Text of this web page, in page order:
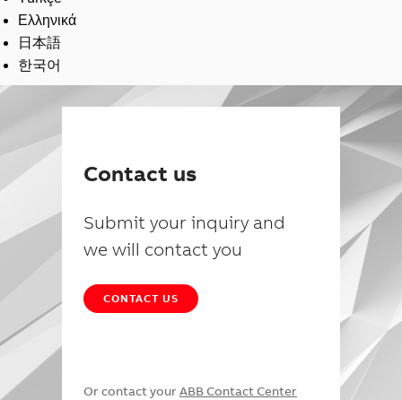
Ελληνικά
日本語
한국어
Contact us
Submit your inquiry and
we will contact you
CONTACT US
Or contact your ABB Contact Center